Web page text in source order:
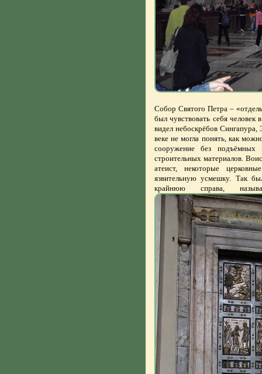
Собор Святого Петра –
был чувствовать себя человек
видел небоскрёбов
веке не могла понять, как
сооружение без подъёмных
строительных материалов.
атеист, некоторые
язвительную усмешку. Так
крайнюю справа,